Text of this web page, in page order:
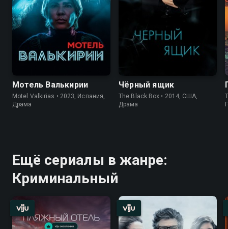
Мотель Валькирии
Motel Valkirias • 2023, Испания,
Драма
Чёрный ящик
The Black Box • 2014, США,
Драма
Ещё сериалы в жанре:
Криминальный